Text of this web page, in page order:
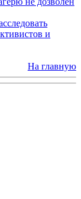
и
На главную